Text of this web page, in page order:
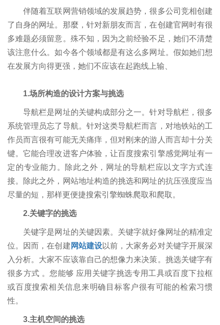
伴随着互联网营销领域的发展趋势，很多公司竞相创建
了自身的网址。那麼，针对新朋友而言，在创建官网时有很
多难题必须留意。殊不知，因为之前经验不足，她们不清楚
该注意什么。如今各个领域都是有这么多网址。假如她们想
在发展方向得更强，她们不应该在起跑线上输、
1.场所构造的设计方案与挑选
导航栏是网址的关键构成部分之一。针对导航栏，很多
系统管理员忘了导航。针对这类导航栏而言，对地铁站的工
作员而言很有可能无关痛痒，但对刚来的游人而言却十分关
键。它能合理改进客户体验，让百度搜索引擎感觉网址有一
定的专业能力。除此之外，网址的导航栏应以文字方式连
接。除此之外，网站地址构造的挑选和网址的抗压强度应当
尽量的短，那样更便捷搜索引擎蜘蛛爬取和爬取。
2.关键字的挑选
关键字是网址的关键因素。关键字就好像网址的精准定
位。因而，在创建 网站建设以前，大家务必对关键字开展深
入分析。大家不应该靠自己的想像力来决策。挑选关键字有
很多方式 。您能够 应用关键字挑选专用工具或百度下拉框
或百度搜索相关信息来明确目标客户很有可能的检索习惯
性。
3.主机空间的挑选